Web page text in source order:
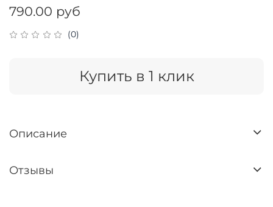
(0)
790.00 руб
Купить в 1 клик
Описание
Отзывы